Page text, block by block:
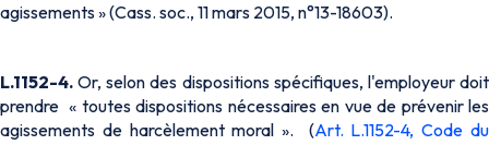
agissements »(Cass. soc., 11 mars 2015, n°13-18603).
L.1152-4. Or, selon des dispositions spécifiques, l'employeur doit
prendre « toutes dispositions nécessaires en vue de prévenir les
agissements de harcèlement moral». (Art. L.1152-4, Code du